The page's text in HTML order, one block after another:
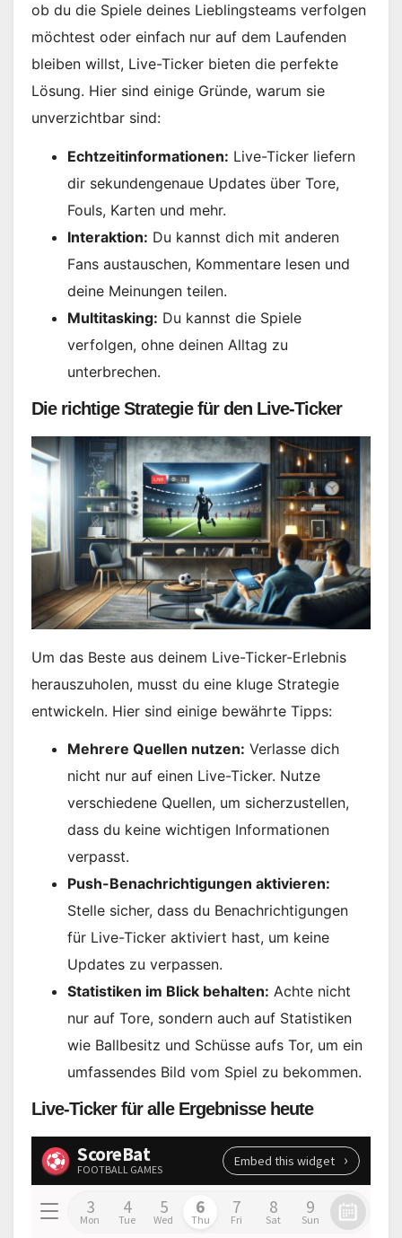
ob du die Spiele deines Lieblingsteams verfolgen
möchtest oder einfach nur auf dem Laufenden
bleiben willst, Live-Ticker bieten die perfekte
Lösung. Hier sind einige Gründe, warum sie
unverzichtbar sind:
Echtzeitinformationen: Live-Ticker liefern
dir sekundengenaue Updates über Tore,
Fouls, Karten und mehr.
Interaktion: Du kannst dich mit anderen
Fans austauschen, Kommentare lesen und
deine Meinungen teilen.
Multitasking: Du kannst die Spiele
verfolgen, ohne deinen Alltag zu
unterbrechen.
Die richtige Strategie für den Live-Ticker
Um das Beste aus deinem Live-Ticker-Erlebnis
herauszuholen, musst du eine kluge Strategie
entwickeln. Hier sind einige bewährte Tipps:
Mehrere Quellen nutzen: Verlasse dich
nicht nur auf einen Live-Ticker. Nutze
verschiedene Quellen, um sicherzustellen,
dass du keine wichtigen Informationen
verpasst.
Push-Benachrichtigungen aktivieren:
Stelle sicher, dass du Benachrichtigungen
für Live-Ticker aktiviert hast, um keine
Updates zu verpassen.
Statistiken im Blick behalten: Achte nicht
nur auf Tore, sondern auch auf Statistiken
wie Ballbesitz und Schüsse aufs Tor, um ein
umfassendes Bild vom Spiel zu bekommen.
Live-Ticker für alle Ergebnisse heute